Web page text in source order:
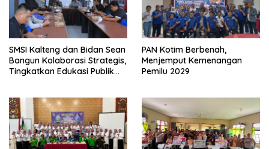
SMSI Kalteng dan Bidan Sean
Bangun Kolaborasi Strategis,
Tingkatkan Edukasi Publik
PAN Kotim Berbenah,
Menjemput Kemenangan
Pemilu 2029